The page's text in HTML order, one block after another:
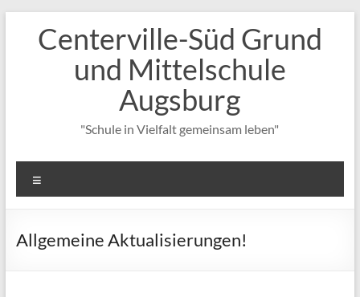
springenCenterville-Süd Grund
und Mittelschule
Augsburg
"Schule in Vielfalt gemeinsam leben"
Allgemeine Aktualisierungen!